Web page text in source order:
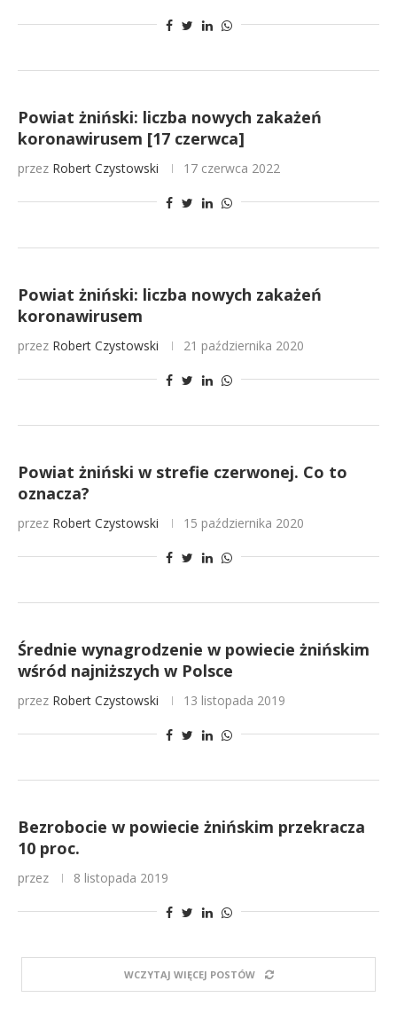
Powiat żniński: liczba nowych zakażeń
koronawirusem [17 czerwca]
przez Robert Czystowski 17 czerwca 2022
Powiat żniński: liczba nowych zakażeń
koronawirusem
przez Robert Czystowski 21 października 2020
Powiat żniński w strefie czerwonej. Co to
oznacza?
przez Robert Czystowski 15 października 2020
Średnie wynagrodzenie w powiecie żnińskim
wśród najniższych w Polsce
przez Robert Czystowski 13 listopada 2019
Bezrobocie w powiecie żnińskim przekracza
10 proc.
przez 8 listopada 2019
WCZYTAJ WIĘCEJ POSTÓW